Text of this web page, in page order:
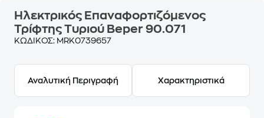
Ηλεκτρικός Επαναφορτιζόμενος
Τρίφτης Τυριού Beper 90.071
ΚΩΔΙΚΟΣ: MRK0739657
Αναλυτική Περιγραφή Χαρακτηριστικά